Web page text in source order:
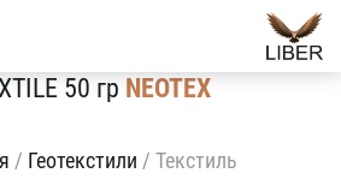
50 гр NEOTEX
/ Геотекстили / Текстиль